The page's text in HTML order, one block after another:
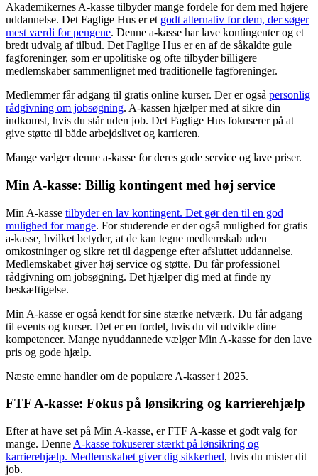
Akademikernes A-kasse tilbyder mange fordele for dem med højere
uddannelse. Det Faglige Hus er et godt alternativ for dem, der søger
mest værdi for pengene. Denne a-kasse har lave kontingenter og et
bredt udvalg af tilbud. Det Faglige Hus er en af de såkaldte gule
fagforeninger, som er upolitiske og ofte tilbyder billigere
medlemskaber sammenlignet med traditionelle fagforeninger.
Medlemmer får adgang til gratis online kurser. Der er også personlig
rådgivning om jobsøgning. A-kassen hjælper med at sikre din
indkomst, hvis du står uden job. Det Faglige Hus fokuserer på at
give støtte til både arbejdslivet og karrieren.
Mange vælger denne a-kasse for deres gode service og lave priser.
Min A-kasse: Billig kontingent med høj service
Min A-kasse tilbyder en lav kontingent. Det gør den til en god
mulighed for mange. For studerende er der også mulighed for gratis
a-kasse, hvilket betyder, at de kan tegne medlemskab uden
omkostninger og sikre ret til dagpenge efter afsluttet uddannelse.
Medlemskabet giver høj service og støtte. Du får professionel
rådgivning om jobsøgning. Det hjælper dig med at finde ny
beskæftigelse.
Min A-kasse er også kendt for sine stærke netværk. Du får adgang
til events og kurser. Det er en fordel, hvis du vil udvikle dine
kompetencer. Mange nyuddannede vælger Min A-kasse for den lave
pris og gode hjælp.
Næste emne handler om de populære A-kasser i 2025.
FTF A-kasse: Fokus på lønsikring og karrierehjælp
Efter at have set på Min A-kasse, er FTF A-kasse et godt valg for
mange. Denne A-kasse fokuserer stærkt på lønsikring og
karrierehjælp. Medlemskabet giver dig sikkerhed, hvis du mister dit
job.